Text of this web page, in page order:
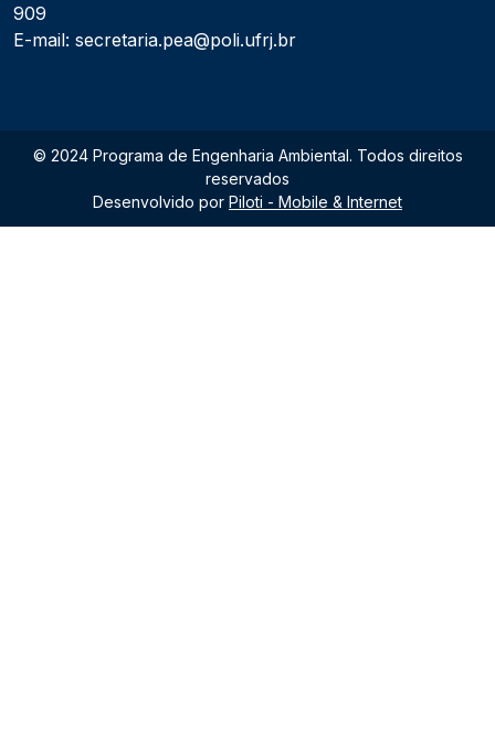
909
E-mail: secretaria.pea@poli.ufrj.br
© 2024 Programa de Engenharia Ambiental. Todos direitos
reservados
Desenvolvido por Piloti - Mobile & Internet